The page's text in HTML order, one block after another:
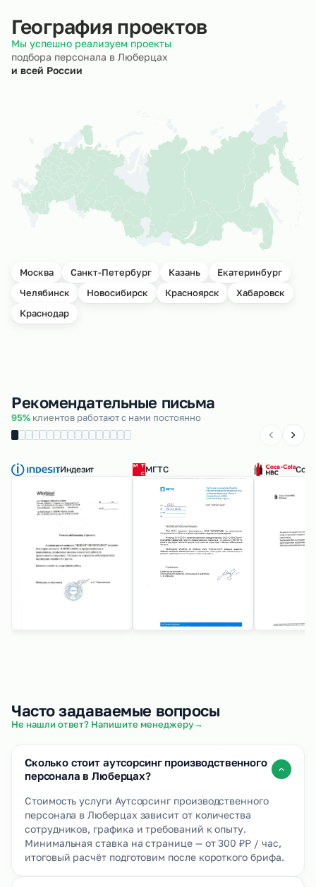
География проектов
Мы успешно реализуем проекты
подбора персонала в Люберцах
и всей России
Москва Санкт-Петербург Казань
Екатеринбург
Челябинск
Новосибирск Красноярск
Хабаровск
Краснодар
Рекомендательные письма
95% клиентов работают с нами постоянно
Индезит МГТС
Часто задаваемые вопросы
Не нашли ответ? Напишите менеджеру→
Сколько стоит аутсорсинг производственного
персонала в Люберцах?
Стоимость услуги Аутсорсинг производственного
персонала в Люберцах зависит от количества
сотрудников, графика и требований к опыту.
Минимальная ставка на странице — от 300 ₽Р / час,
итоговый расчёт подготовим после короткого брифа.